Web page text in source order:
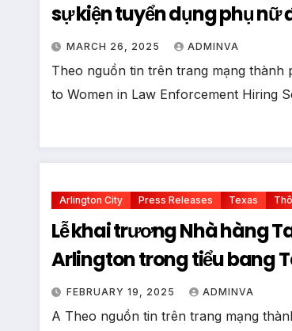
sự kiện tuyển dụng phụ nữ
MARCH 26, 2025 ADMINVA
Theo nguồn tin trên trang mạng thành
to Women in Law Enforcement Hiring
Arlington City Press Releases Texas
Lễ khai trương Nhà hàng
Arlington trong tiểu bang
FEBRUARY 19, 2025 ADMINVA
A Theo nguồn tin trên trang mạng